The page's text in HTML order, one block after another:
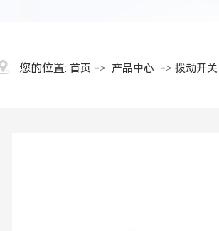
您的位置: 首页 -> 产品中心 -> 拨动开关